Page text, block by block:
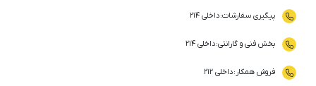
پیگیری سفارشات:داخلی ۲۱۴
بخش فنی و گارانتی:داخلی ۲۱۴
فروش همکار :داخلی ۲۱۲